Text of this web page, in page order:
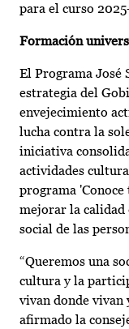
para el curso
Formación
El Programa José
estrategia del
envejecimiento
lucha contra la
iniciativa
actividades
programa
mejorar la
social de las
“Queremos una
cultura y la
vivan donde vivan
afirmado la